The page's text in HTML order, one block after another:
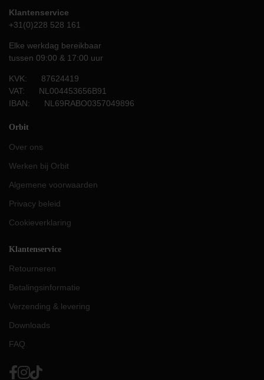
Klantenservice
+31(0)228 528 161
Elke werkdag bereikbaar
tussen 09:00 & 17:00 uur
KVK: 87624419
VAT: NL004453656B91
IBAN: NL69RABO0357049896
Orbit
Over ons
Werken bij Orbit
Algemene voorwaarden
Privacy beleid
Cookieverklaring
Klantenservice
Retourneren
Betalingsinformatie
Verzending & levering
Downloads
FAQ